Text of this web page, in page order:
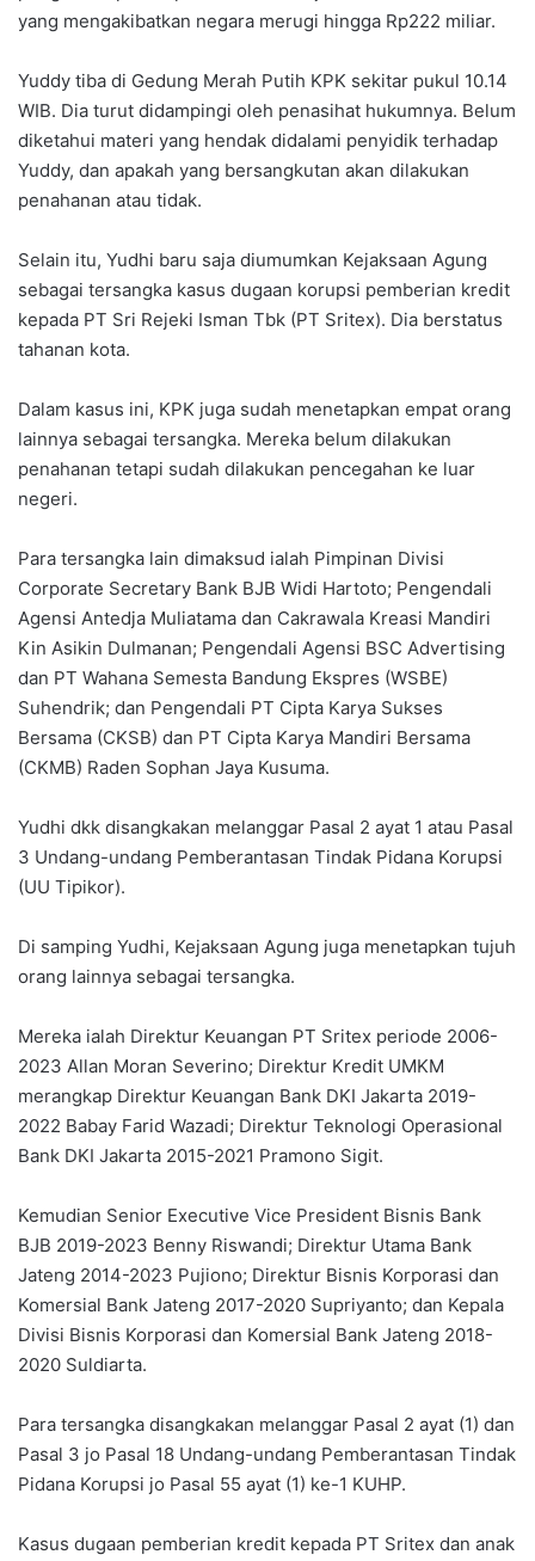
yang mengakibatkan negara merugi hingga Rp222 miliar.
Yuddy tiba di Gedung Merah Putih KPK sekitar pukul 10.14
WIB. Dia turut didampingi oleh penasihat hukumnya. Belum
diketahui materi yang hendak didalami penyidik terhadap
Yuddy, dan apakah yang bersangkutan akan dilakukan
penahanan atau tidak.
Selain itu, Yudhi baru saja diumumkan Kejaksaan Agung
sebagai tersangka kasus dugaan korupsi pemberian kredit
kepada PT Sri Rejeki Isman Tbk (PT Sritex). Dia berstatus
tahanan kota.
Dalam kasus ini, KPK juga sudah menetapkan empat orang
lainnya sebagai tersangka. Mereka belum dilakukan
penahanan tetapi sudah dilakukan pencegahan ke luar
negeri.
Para tersangka lain dimaksud ialah Pimpinan Divisi
Corporate Secretary Bank BJB Widi Hartoto; Pengendali
Agensi Antedja Muliatama dan Cakrawala Kreasi Mandiri
Kin Asikin Dulmanan; Pengendali Agensi BSC Advertising
dan PT Wahana Semesta Bandung Ekspres (WSBE)
Suhendrik; dan Pengendali PT Cipta Karya Sukses
Bersama (CKSB) dan PT Cipta Karya Mandiri Bersama
(CKMB) Raden Sophan Jaya Kusuma.
Yudhi dkk disangkakan melanggar Pasal 2 ayat 1 atau Pasal
3 Undang-undang Pemberantasan Tindak Pidana Korupsi
(UU Tipikor).
Di samping Yudhi, Kejaksaan Agung juga menetapkan tujuh
orang lainnya sebagai tersangka.
Mereka ialah Direktur Keuangan PT Sritex periode 2006-
2023 Allan Moran Severino; Direktur Kredit UMKM
merangkap Direktur Keuangan Bank DKI Jakarta 2019-
2022 Babay Farid Wazadi; Direktur Teknologi Operasional
Bank DKI Jakarta 2015-2021 Pramono Sigit.
Kemudian Senior Executive Vice President Bisnis Bank
BJB 2019-2023 Benny Riswandi; Direktur Utama Bank
Jateng 2014-2023 Pujiono; Direktur Bisnis Korporasi dan
Komersial Bank Jateng 2017-2020 Supriyanto; dan Kepala
Divisi Bisnis Korporasi dan Komersial Bank Jateng 2018-
2020 Suldiarta.
Para tersangka disangkakan melanggar Pasal 2 ayat (1) dan
Pasal 3 jo Pasal 18 Undang-undang Pemberantasan Tindak
Pidana Korupsi jo Pasal 55 ayat (1) ke-1 KUHP.
Kasus dugaan pemberian kredit kepada PT Sritex dan anak